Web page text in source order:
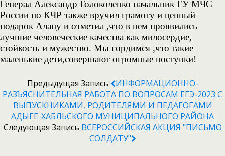
Генерал Александр Голоколенко начальник ГУ МЧС
России по КЧР также вручил грамоту и ценный
подарок Алану и отметил ,что в нем проявились
лучшие человеческие качества как милосердие,
стойкость и мужество. Мы гордимся ,что такие
маленькие дети,совершают огромные поступки!
Предыдущая Запись
ИНФОРМАЦИОННО-
РАЗЪЯСНИТЕЛЬНАЯ РАБОТА ПО ВОПРОСАМ ЕГЭ-2023 С
ВЫПУСКНИКАМИ, РОДИТЕЛЯМИ И ПЕДАГОГАМИ
АДЫГЕ-ХАБЛЬСКОГО МУНИЦИПАЛЬНОГО РАЙОНА
Следующая Запись ВСЕРОССИЙСКАЯ АКЦИЯ "ПИСЬМО
СОЛДАТУ"